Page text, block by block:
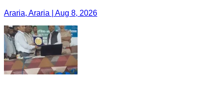
Araria, Araria | Aug 8, 2026